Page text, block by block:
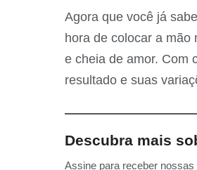
Agora que você já
hora de colocar a mão
e cheia de amor. Com
resultado e suas
Descubra mais
Assine para receber